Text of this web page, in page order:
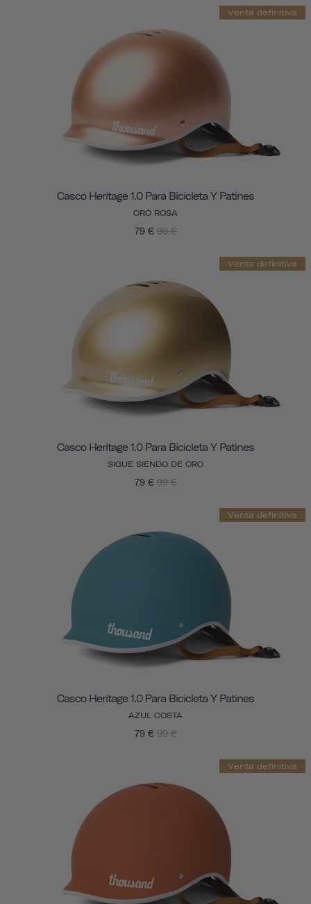
Venta definitiva
Casco Heritage 1.0 Para Bicicleta Y Patines
ORO ROSA
79 € 99 €
Venta definitiva
Casco Heritage 1.0 Para Bicicleta Y Patines
SIGUE SIENDO DE ORO
79 € 99 €
Venta definitiva
Casco Heritage 1.0 Para Bicicleta Y Patines
AZUL COSTA
79 € 99 €
Venta definitiva